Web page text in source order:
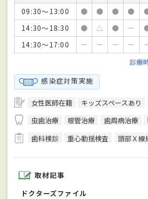
09:30～13:00
● ● ● ●
14:30～18:30
● △ ● －
14:30～17:00
－ － － －
診療
感染症対策実施
女性医師在籍 キッズスペースあり
虫歯治療
根管治療 歯周病治療
歯科検診
重心動揺検査 頭部Ｘ線
取材記事
ドクターズファイル